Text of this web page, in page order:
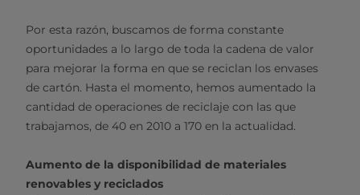
Por esta razón, buscamos de forma constante
oportunidades a lo largo de toda la cadena de valor
para mejorar la forma en que se reciclan los envases
de cartón. Hasta el momento, hemos aumentado la
cantidad de operaciones de reciclaje con las que
trabajamos, de 40 en 2010 a 170 en la actualidad.
Aumento de la disponibilidad de materiales
renovables y reciclados